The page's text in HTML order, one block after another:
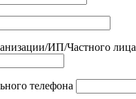
ИП/Частного лица
телефона